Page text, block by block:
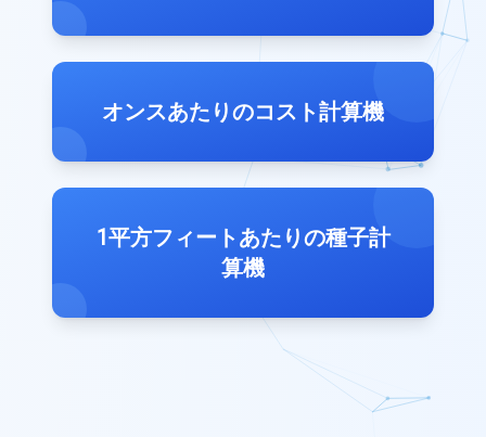
オンスあたりのコスト計算機
1平方フィートあたりの種子計
算機